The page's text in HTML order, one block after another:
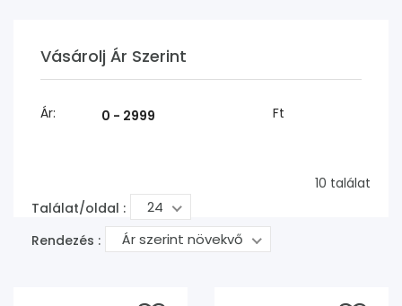
Vásárolj Ár Szerint
Ár: Ft
10 találat
Találat/oldal :
24
Rendezés : Ár szerint növekvő